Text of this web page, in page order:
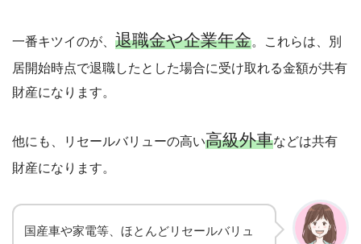
一番キツイのが、 退職金や企業年金。これらは、別
居開始時点で退職したとした場合に受け取れる金額が共有
財産になります。
他にも、リセールバリューの高い高級外車などは共有
財産になります。
国産車や家電等、ほとんどリセールバリュ